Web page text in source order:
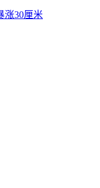
涨30厘米